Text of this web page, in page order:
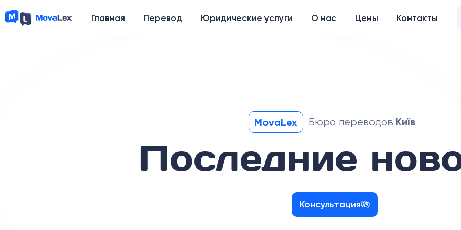
Главная Перевод Юридические услуги О нас Цены Контакты
MovaLex Бюро переводов Київ
Последние
Консультация